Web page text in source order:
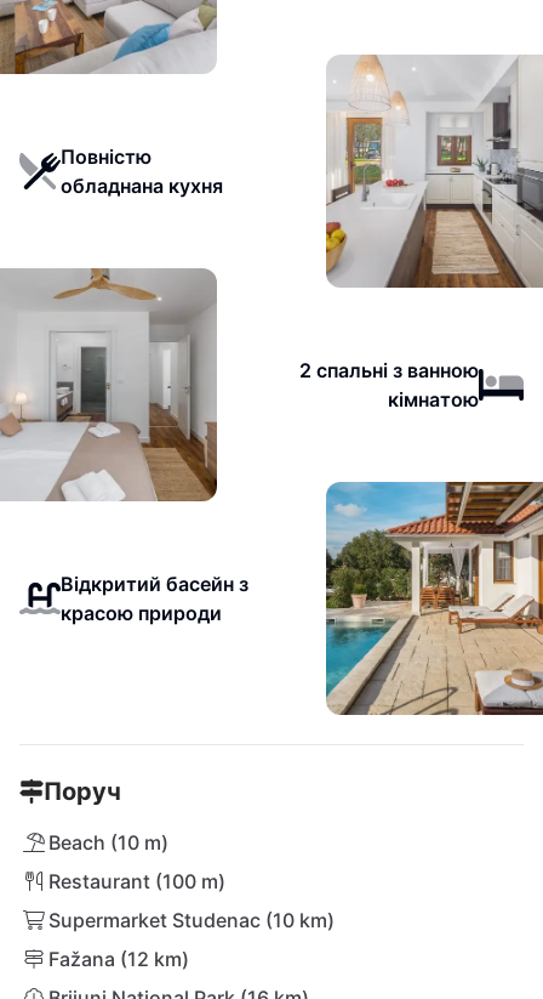
Повністю
обладнана кухня
2 спальні з ванною
кімнатою
Відкритий басейн з
красою природи
Поруч
Beach (10 m)
Restaurant (100 m)
Supermarket Studenac (10 km)
Fažana (12 km)